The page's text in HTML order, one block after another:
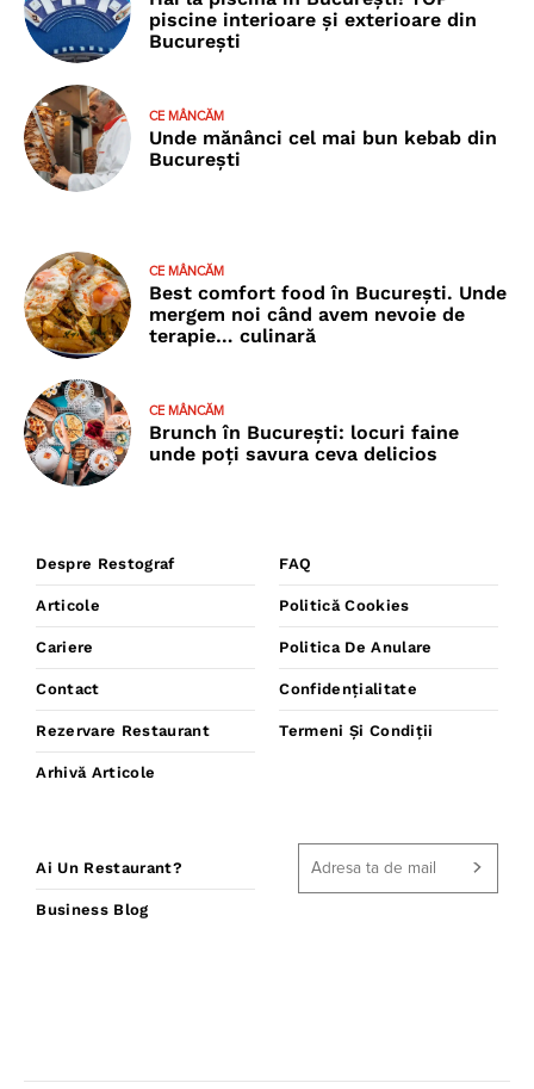
piscine interioare și exterioare din
București
CE MÂNCĂM
Unde mănânci cel mai bun kebab din
București
CE MÂNCĂM
Best comfort food în București. Unde
mergem noi când avem nevoie de
terapie… culinară
CE MÂNCĂM
Brunch în București: locuri faine
unde poţi savura ceva delicios
Despre Restograf
Articole
Cariere
Contact
Rezervare Restaurant
Arhivă Articole
FAQ
Politică Cookies
Politica De Anulare
Confidențialitate
Termeni Și Condiții
Ai Un Restaurant?
Business Blog